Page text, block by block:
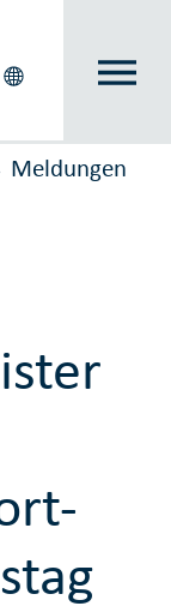
Meldungen